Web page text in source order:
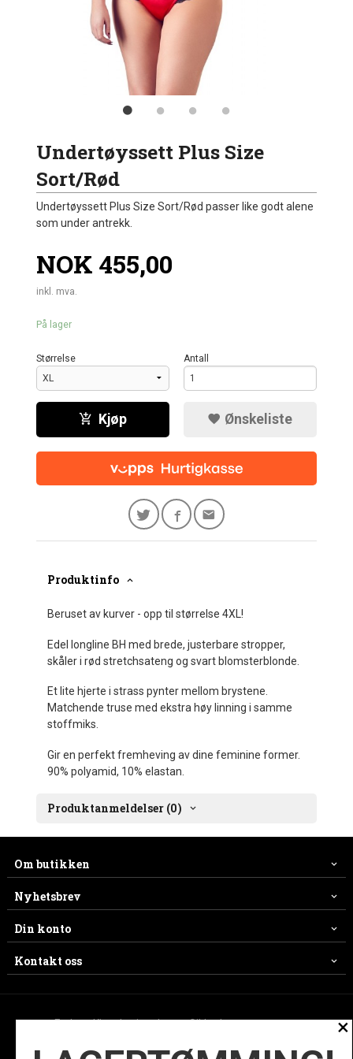
Undertøyssett Plus Size
Sort/Rød
Undertøyssett Plus Size Sort/Rød passer like godt alene
som under antrekk.
Pris
NOK 455,00
inkl. mva.
På lager
Størrelse Antall
Kjøp Ønskeliste
Produktinfo
Beruset av kurver - opp til størrelse 4XL!
Edel longline BH med brede, justerbare stropper,
skåler i rød stretchsateng og svart blomsterblonde.
Et lite hjerte i strass pynter mellom brystene.
Matchende truse med ekstra høy linning i samme
stoffmiks.
Gir en perfekt fremheving av dine feminine former.
90% polyamid, 10% elastan.
Produktanmeldelser (0)
Om butikken
Nyhetsbrev
Din konto
Kontakt oss
Frakt Kjøpsbetingelser Sikkerhet og personvern
Nyhetsbrev Ofte stilte spørsmål
×